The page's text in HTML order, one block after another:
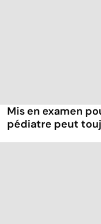
Mis en examen
pédiatre peut